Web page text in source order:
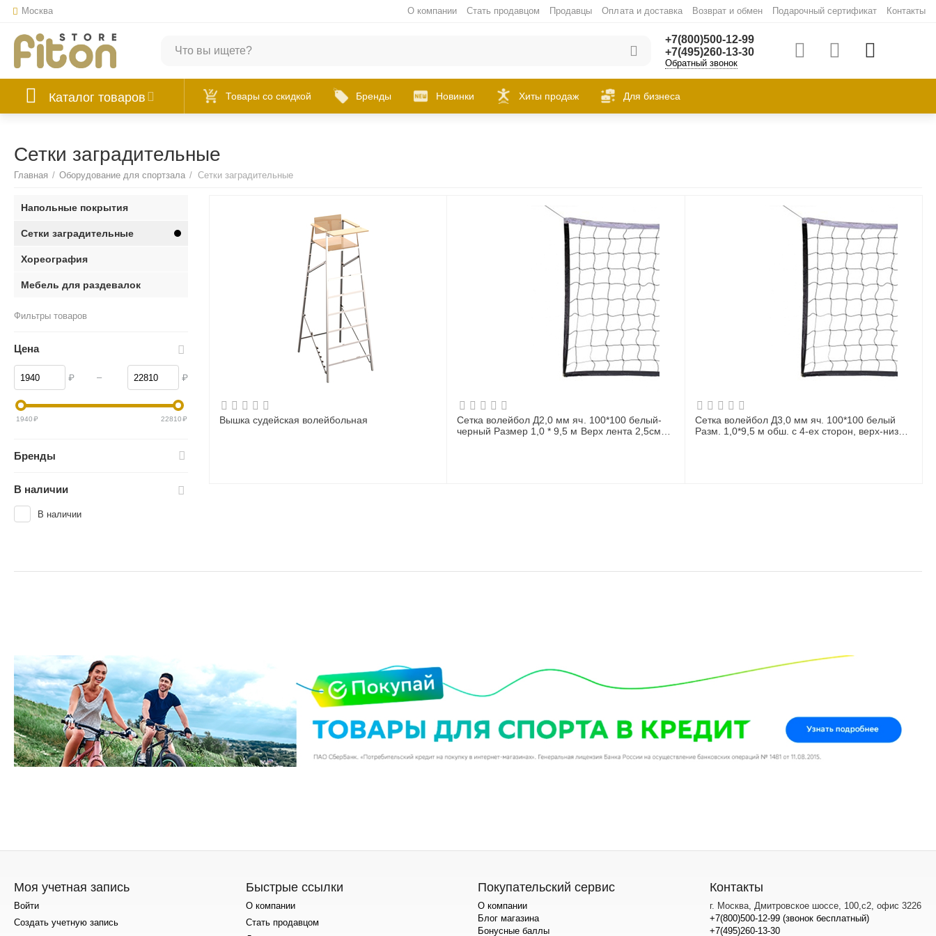
Москва О компании Стать продавцом Продавцы Оплата и доставка Возврат и обмен Подарочный сертификат Контакты
+7(800)500-12-99
+7(495)260-13-30
Обратный звонок
Каталог товаров Товары со скидкой Бренды Новинки Хиты продаж Для бизнеса
Сетки заградительные
Главная / Оборудование для спортзала / Сетки заградительные
Вышка судейская волейбольная
Сетка волейбол Д2,0 мм яч. 100*100 белый-
черный Размер 1,0 * 9,5 м Верх лента 2,5см
Сетка волейбол Д3,0 мм яч. 100*100 белый
Разм. 1,0*9,5 м обш. с 4-ех сторон, верх-низ
Напольные покрытия
Сетки заградительные
Хореография
Мебель для раздевалок
Фильтры товаров
Цена
₽ – ₽
1940₽ 22810₽
Бренды
В наличии
В наличии
Моя учетная запись
Войти
Создать учетную запись
Быстрые ссылки
О компании
Стать продавцом
Покупательский сервис
О компании
Блог магазина
Бонусные баллы
Контакты
г. Москва, Дмитровское шоссе, 100,с2, офис 3226
+7(800)500-12-99 (звонок бесплатный)
+7(495)260-13-30